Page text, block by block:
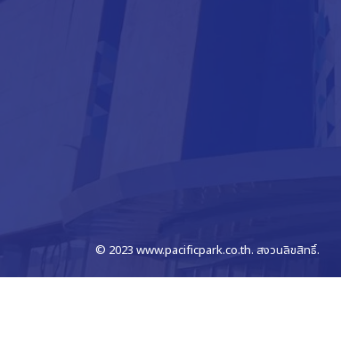
© 2023 www.pacificpark.co.th. สงวนลิขสิทธิ์.